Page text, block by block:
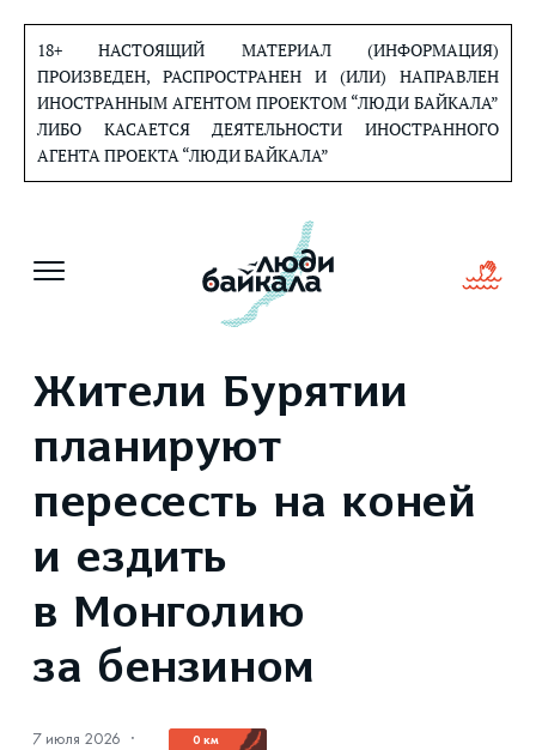
содержанию
18+ НАСТОЯЩИЙ МАТЕРИАЛ (ИНФОРМАЦИЯ)
ПРОИЗВЕДЕН, РАСПРОСТРАНЕН И (ИЛИ) НАПРАВЛЕН
ИНОСТРАННЫМ АГЕНТОМ ПРОЕКТОМ “ЛЮДИ БАЙКАЛА”
ЛИБО КАСАЕТСЯ ДЕЯТЕЛЬНОСТИ ИНОСТРАННОГО
АГЕНТА ПРОЕКТА “ЛЮДИ БАЙКАЛА”
Жители Бурятии
планируют
пересесть на коней
и ездить
в Монголию
за бензином
7 июля 2026 · 0 км